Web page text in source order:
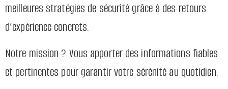
meilleures stratégies de sécurité grâce à des retours
d’expérience concrets.
Notre mission ? Vous apporter des informations fiables
et pertinentes pour garantir votre sérénité au quotidien.